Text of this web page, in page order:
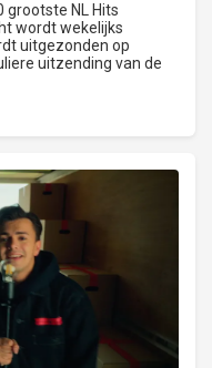
grootste NL Hits
wordt wekelijks
uitgezonden op
uitzending van de